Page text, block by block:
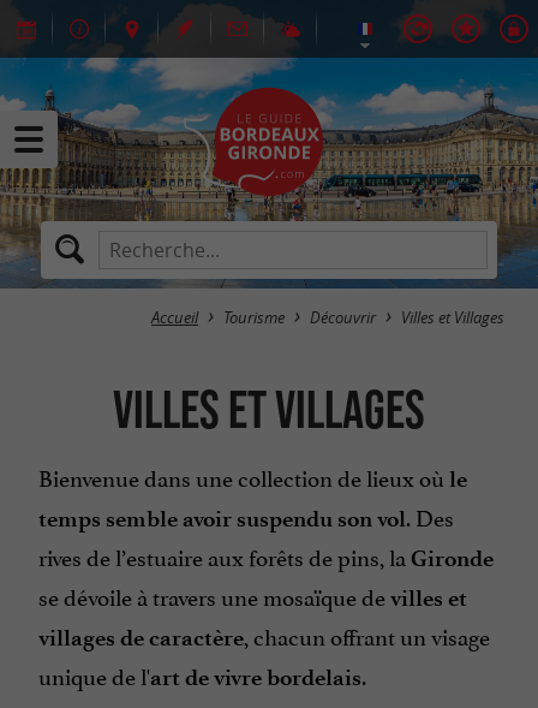
Accueil Tourisme Découvrir Villes et Villages
Villes et Villages
Bienvenue dans une collection de lieux où le
temps semble avoir suspendu son vol. Des
rives de l’estuaire aux forêts de pins, la Gironde
se dévoile à travers une mosaïque devilles et
villages de caractère, chacun offrant un visage
unique de l'art de vivre bordelais.